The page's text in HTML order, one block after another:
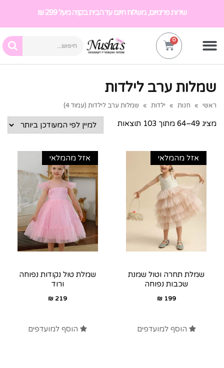
שירות פרימיום, משלוח חינם עד הבית בקניה מעל 299 ₪
שמלות ערב לילדות
ראשי » חנות » ילדות » שמלות ערב לילדות (עמוד 4)
מציג 49–64 מתוך 103 תוצאות
אזל מהמלאי
שמלת תחרה וטול שמנת
שכבות נפוחה
199
₪
הוסף למועדפים
אזל מהמלאי
שמלת טול נקודות נפוחה
ורוד
219
₪
הוסף למועדפים